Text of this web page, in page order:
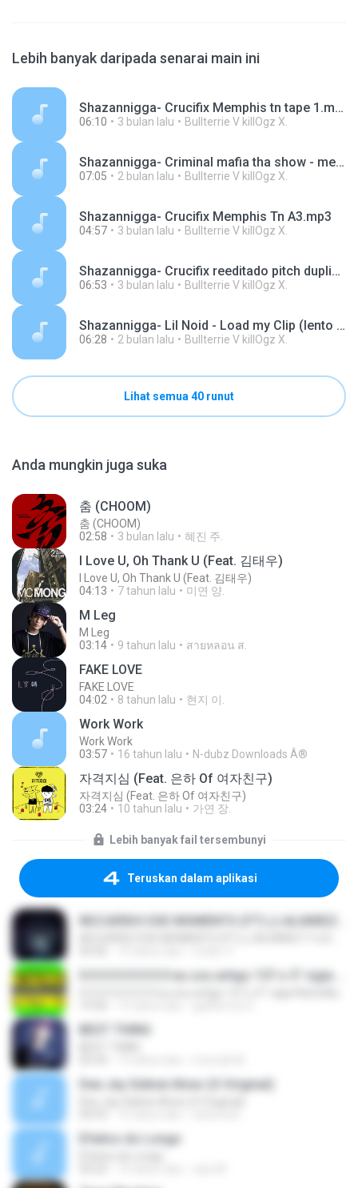
Lebih banyak daripada senarai main ini
Shazannigga- Crucifix Memphis tn tape 1.mp3
06:10 3 bulan lalu Bullterrie V killOgz X.
Shazannigga- Criminal mafia tha show - melhor qualidade.mp3
07:05 2 bulan lalu Bullterrie V killOgz X.
Shazannigga- Crucifix Memphis Tn A3.mp3
04:57 3 bulan lalu Bullterrie V killOgz X.
Shazannigga- Crucifix reeditado pitch duplicado.mp3
06:53 3 bulan lalu Bullterrie V killOgz X.
Shazannigga- Lil Noid - Load my Clip (lento original da canção).mp3
06:28 2 bulan lalu Bullterrie V killOgz X.
Lihat semua 40 runut
Anda mungkin juga suka
춤 (CHOOM)
춤 (CHOOM)
02:58
3 bulan lalu 혜진 주.
I Love U, Oh Thank U (Feat. 김태우)
I Love U, Oh Thank U (Feat. 김태우)
04:13
7 tahun lalu 미연 양.
M Leg
M Leg
03:14
9 tahun lalu สายหลอน ส.
FAKE LOVE
FAKE LOVE
04:02
8 tahun lalu 현지 이.
Work Work
Work Work
03:57
16 tahun lalu N-dubz Downloads Â®
자격지심 (Feat. 은하 Of 여자친구)
자격지심 (Feat. 은하 Of 여자친구)
03:24
10 tahun lalu 가연 장.
Lebih banyak fail tersembunyi
Teruskan dalam aplikasi
Dee Jay Sidinei Alves (O Original)
Efeitos do Longe